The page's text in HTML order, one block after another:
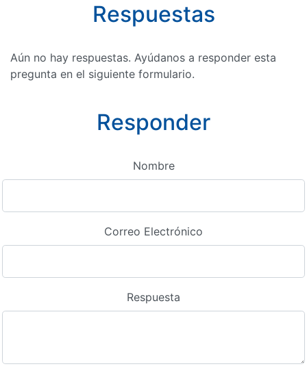
Respuestas
Aún no hay respuestas. Ayúdanos a responder esta
pregunta en el siguiente formulario.
Responder
Nombre
Correo Electrónico
Respuesta